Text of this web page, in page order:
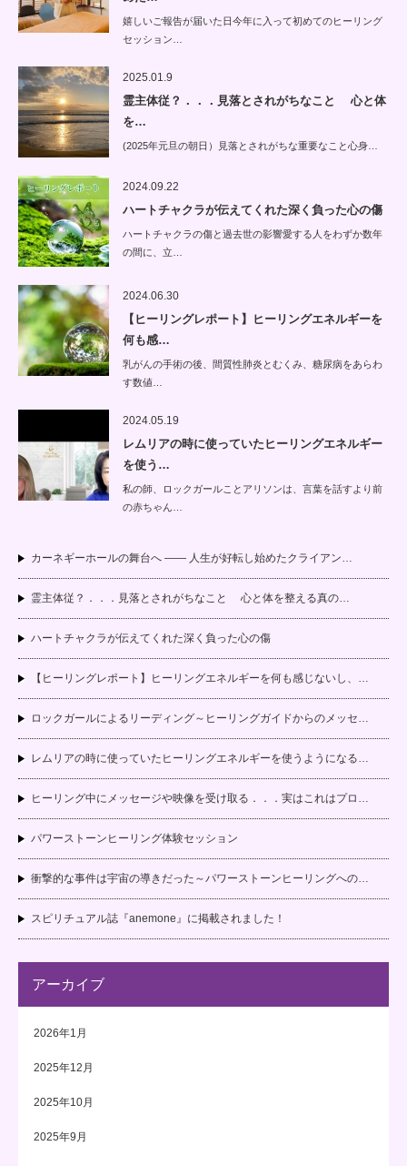
嬉しいご報告が届いた日今年に入って初めてのヒーリング
セッション…
2025.01.9
霊主体従？．．．見落とされがちなこと 心と体
を…
(2025年元旦の朝日）見落とされがちな重要なこと心身…
2024.09.22
ハートチャクラが伝えてくれた深く負った心の傷
ハートチャクラの傷と過去世の影響愛する人をわずか数年
の間に、立…
2024.06.30
【ヒーリングレポート】ヒーリングエネルギーを
何も感…
乳がんの手術の後、間質性肺炎とむくみ、糖尿病をあらわ
す数値…
2024.05.19
レムリアの時に使っていたヒーリングエネルギー
を使う…
私の師、ロックガールことアリソンは、言葉を話すより前
の赤ちゃん…
カーネギーホールの舞台へ —— 人生が好転し始めたクライアン…
霊主体従？．．．見落とされがちなこと 心と体を整える真の…
ハートチャクラが伝えてくれた深く負った心の傷
【ヒーリングレポート】ヒーリングエネルギーを何も感じないし、…
ロックガールによるリーディング～ヒーリングガイドからのメッセ…
レムリアの時に使っていたヒーリングエネルギーを使うようになる…
ヒーリング中にメッセージや映像を受け取る．．．実はこれはプロ…
パワーストーンヒーリング体験セッション
衝撃的な事件は宇宙の導きだった～パワーストーンヒーリングへの…
スピリチュアル誌『anemone』に掲載されました！
アーカイブ
2026年1月
2025年12月
2025年10月
2025年9月